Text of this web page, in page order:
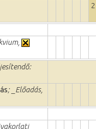
2
; _Előadás,